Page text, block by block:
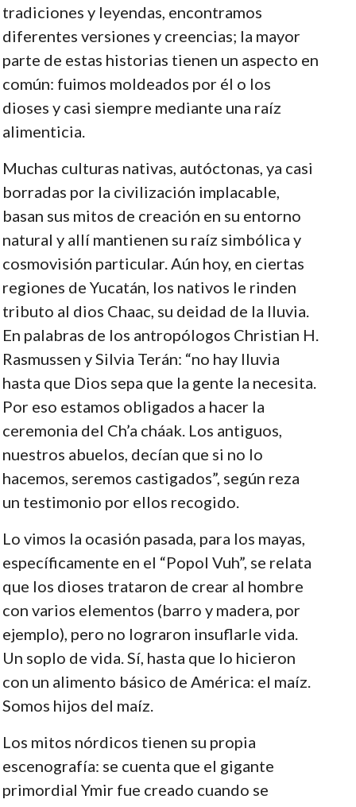
tradiciones y leyendas, encontramos
diferentes versiones y creencias; la mayor
parte de estas historias tienen un aspecto en
común: fuimos moldeados por él o los
dioses y casi siempre mediante una raíz
alimenticia.
Muchas culturas nativas, autóctonas, ya casi
borradas por la civilización implacable,
basan sus mitos de creación en su entorno
natural y allí mantienen su raíz simbólica y
cosmovisión particular. Aún hoy, en ciertas
regiones de Yucatán, los nativos le rinden
tributo al dios Chaac, su deidad de la lluvia.
En palabras de los antropólogos Christian H.
Rasmussen y Silvia Terán: “no hay lluvia
hasta que Dios sepa que la gente la necesita.
Por eso estamos obligados a hacer la
ceremonia del Ch’a cháak. Los antiguos,
nuestros abuelos, decían que si no lo
hacemos, seremos castigados”, según reza
un testimonio por ellos recogido.
Lo vimos la ocasión pasada, para los mayas,
específicamente en el “Popol Vuh”, se relata
que los dioses trataron de crear al hombre
con varios elementos (barro y madera, por
ejemplo), pero no lograron insuflarle vida.
Un soplo de vida. Sí, hasta que lo hicieron
con un alimento básico de América: el maíz.
Somos hijos del maíz.
Los mitos nórdicos tienen su propia
escenografía: se cuenta que el gigante
primordial Ymir fue creado cuando se